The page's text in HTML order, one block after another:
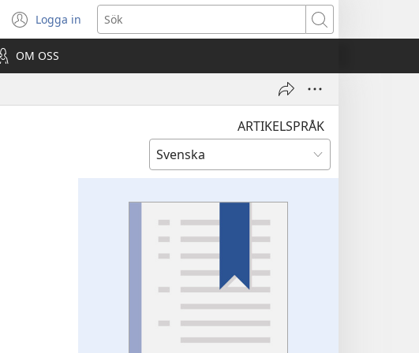
Logga in
(öppnar
nytt
fönster)
Sök
OM OSS
ARTIKELSPRÅK